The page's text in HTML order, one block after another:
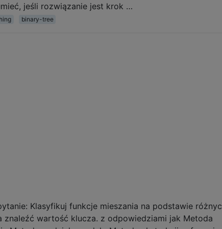
jeśli rozwiązanie jest krok …
binary-tree
Klasyfikuj funkcje mieszania na podstawie
wartość klucza. z odpowiedziami jak Metoda